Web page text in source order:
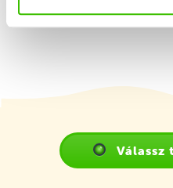
Válassz